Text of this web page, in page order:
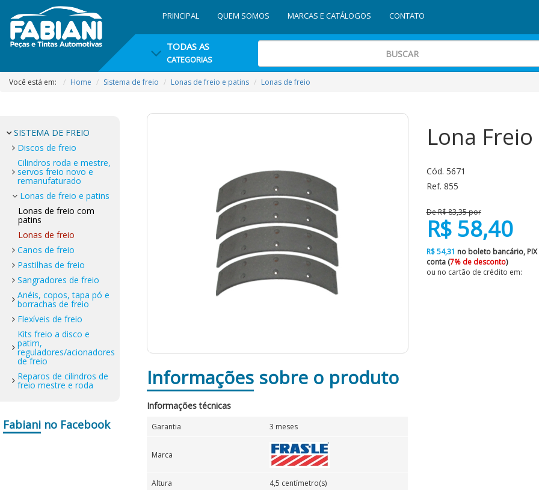
PRINCIPAL QUEM SOMOS MARCAS E CATÁLOGOS CONTATO
TODAS AS
CATEGORIAS
Você está em: Home Sistema de freio Lonas de freio e patins Lonas de freio
SISTEMA DE FREIO
Discos de freio
Cilindros roda e mestre,
servos freio novo e
remanufaturado
Lonas de freio e patins
Lonas de freio com
patins
Lonas de freio
Canos de freio
Pastilhas de freio
Sangradores de freio
Anéis, copos, tapa pó e
borrachas de freio
Flexíveis de freio
Kits freio a disco e
patim,
reguladores/acionadores
de freio
Reparos de cilindros de
freio mestre e roda
Fabiani no Facebook
Lona
Cód. 5671
Ref. 855
De R$ 83,35 por
R$ 58,40
R$ 54,31 no boleto bancário,
conta (7% de desconto)
ou no cartão de crédito em:
Informações sobre o produto
Informações técnicas
Garantia 3 meses
Marca
Altura
4,5 centímetro(s)